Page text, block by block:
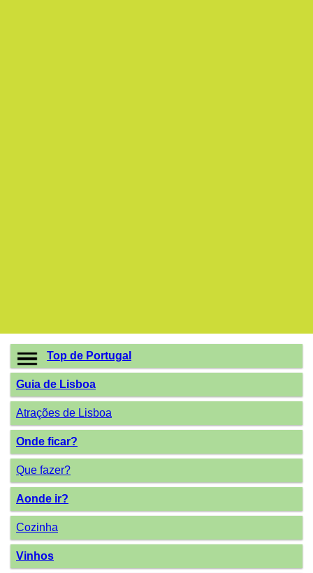
Top de Portugal
Guia de Lisboa
Atrações de Lisboa
Onde ficar?
Que fazer?
Aonde ir?
Cozinha
Vinhos